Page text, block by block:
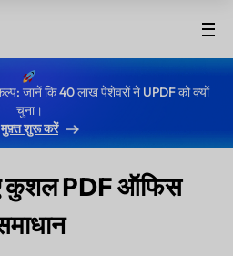
जानें कि 40 लाख पेशेवरों ने UPDF को क्यों
चुना।
मुफ़्त शुरू करें
कुशल PDF ऑफिस